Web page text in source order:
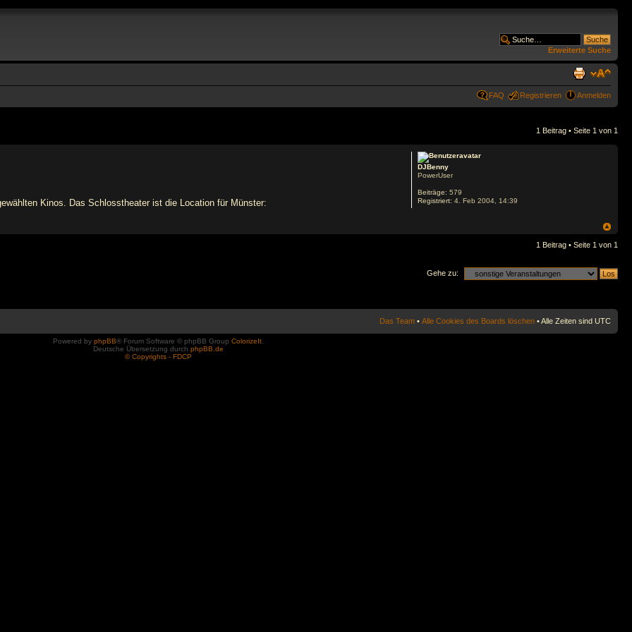
Erweiterte Suche
FAQ Registrieren Anmelden
1 Beitrag • Seite 1 von 1
Kinos. Das Schlosstheater ist die Location für Münster:
DJBenny
PowerUser
Beiträge: 579
Registriert: 4. Feb 2004, 14:39
1 Beitrag • Seite 1 von 1
Gehe zu:
Das Team • Alle Cookies des Boards löschen • Alle Zeiten sind UTC
Powered by phpBB® Forum Software © phpBB Group ColorizeIt.
Deutsche Übersetzung durch phpBB.de
© Copyrights - FDCP